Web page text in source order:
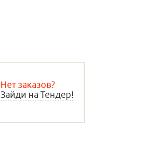
Нет заказов?
Зайди на Тендер!